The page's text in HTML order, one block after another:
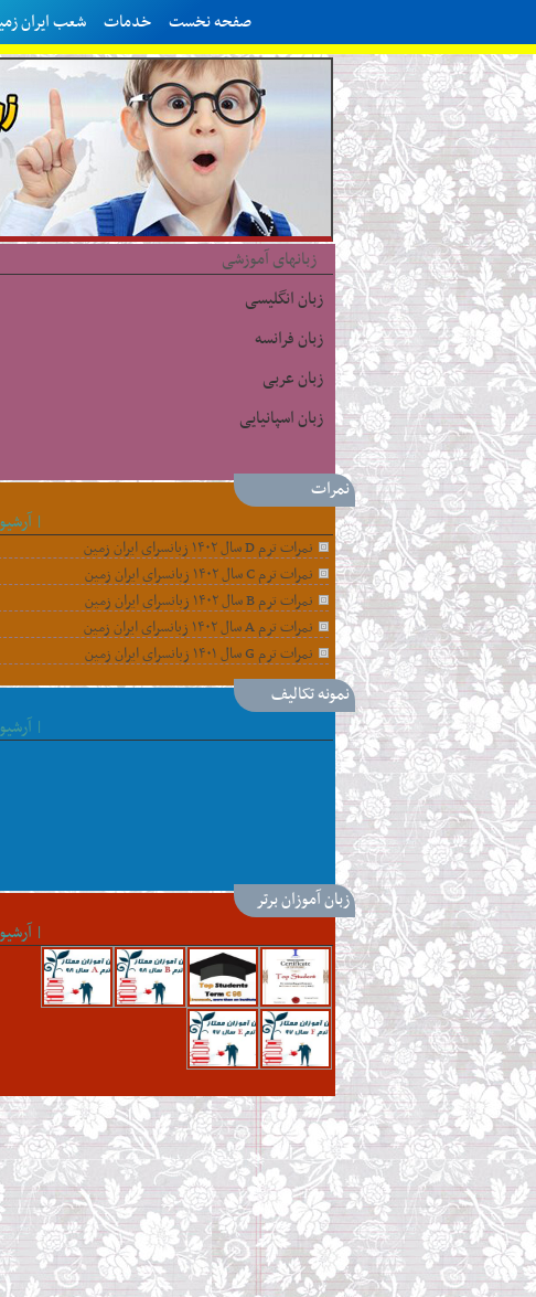
صفحه نخست خدمات شعب ایران
زبانهای آموزشی
زبان انگلیسی
زبان فرانسه
زبان عربی
زبان اسپانیایی
نمرات
|
نمرات ترم D سال ۱۴۰۲ زبانسرای ایران زمین
نمرات ترم C سال ۱۴۰۲ زبانسرای ایران زمین
نمرات ترم B سال ۱۴۰۲ زبانسرای ایران زمین
نمرات ترم A سال ۱۴۰۲ زبانسرای ایران زمین
نمرات ترم G سال ۱۴۰۱ زبانسرای ایران زمین
نمونه تکالیف
|
زبان آموزان برتر
|